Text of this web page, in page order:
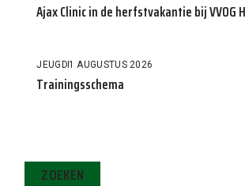
Ajax Clinic in de herfstvakantie bij VVOG
JEUGD1 AUGUSTUS 2026
Trainingsschema
ZOEKEN